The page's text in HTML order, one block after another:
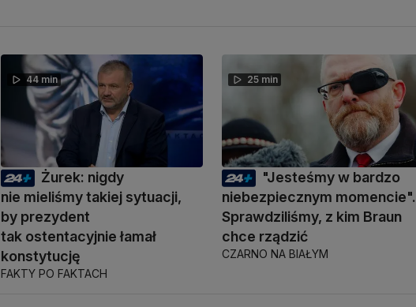
44 min
Żurek: nigdy
nie mieliśmy takiej sytuacji,
by prezydent
tak ostentacyjnie łamał
konstytucję
FAKTY PO FAKTACH
25 min
"Jesteśmy w bardzo
niebezpiecznym momencie".
Sprawdziliśmy, z kim Braun
chce rządzić
CZARNO NA BIAŁYM